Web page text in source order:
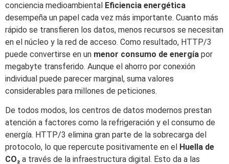
conciencia medioambiental Eficiencia energética
desempeña un papel cada vez más importante. Cuanto más
rápido se transfieren los datos, menos recursos se necesitan
en el núcleo y la red de acceso. Como resultado, HTTP/3
puede convertirse en un menor consumo de energía por
megabyte transferido. Aunque el ahorro por conexión
individual puede parecer marginal, suma valores
considerables para millones de peticiones.
De todos modos, los centros de datos modernos prestan
atención a factores como la refrigeración y el consumo de
energía. HTTP/3 elimina gran parte de la sobrecarga del
protocolo, lo que repercute positivamente en el
Huella de
CO₂ a través de la infraestructura digital. Esto da a las